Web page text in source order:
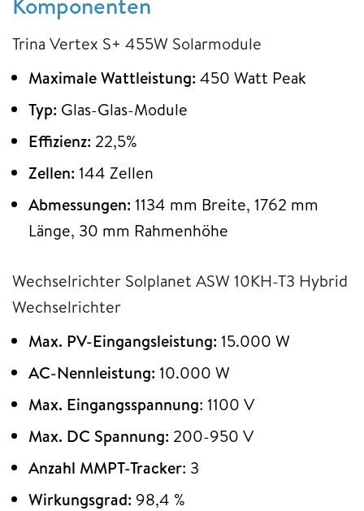
Trina Vertex S+ 455W Solarmodule
Maximale Wattleistung: 450 Watt Peak
Typ: Glas-Glas-Module
Effizienz: 22,5%
Zellen: 144 Zellen
Abmessungen: 1134 mm Breite, 1762 mm
Länge, 30 mm Rahmenhöhe
Wechselrichter Solplanet ASW 10KH-T3 Hybrid
Wechselrichter
Max. PV-Eingangsleistung: 15.000 W
AC-Nennleistung: 10.000 W
Max. Eingangsspannung: 1100 V
Max. DC Spannung: 200-950 V
Anzahl MMPT-Tracker: 3
Wirkungsgrad: 98,4 %